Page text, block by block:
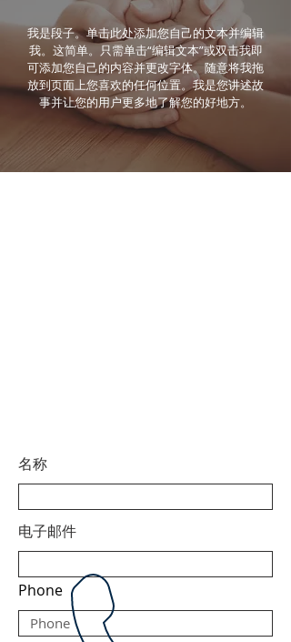
我是段子。单击此处添加您自己的文本并编辑
我。这简单。只需单击“编辑文本”或双击我即
可添加您自己的内容并更改字体。随意将我拖
放到页面上您喜欢的任何位置。我是您讲述故
事并让您的用户更多地了解您的好地方。
名称
电子邮件
Phone